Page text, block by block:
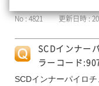
No : 4821 更新日時 :
SCDインナー
ラーコード
SCDインナーパイロ
of our sharing
Information] to
website.Privacy